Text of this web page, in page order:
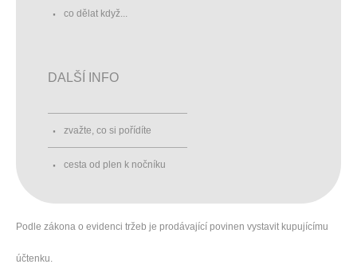
co dělat když...
DALŠÍ INFO
zvažte, co si pořídíte
cesta od plen k nočníku
Podle zákona o evidenci tržeb je prodávající povinen vystavit kupujícímu
účtenku.